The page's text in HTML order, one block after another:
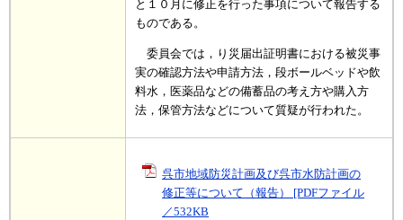
と１０月に修正を行った事項について報告する
ものである。
委員会では，り災届出証明書における被災事
実の確認方法や申請方法，段ボールベッドや飲
料水，医薬品などの備蓄品の考え方や購入方
法，保管方法などについて質疑が行われた。
呉市地域防災計画及び呉市水防計画の
修正等について（報告） [PDFファイル
／532KB